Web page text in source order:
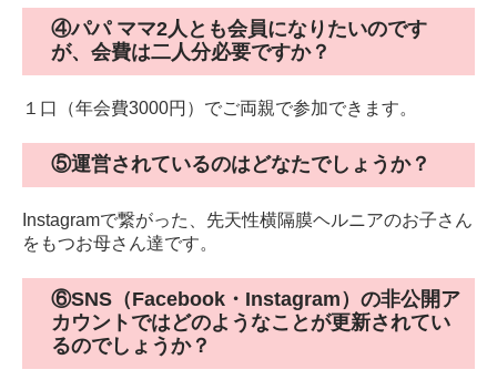
④パパ ママ2人とも会員になりたいのです
が、会費は二人分必要ですか？
１口（年会費3000円）でご両親で参加できます。
⑤運営されているのはどなたでしょうか？
Instagramで繋がった、先天性横隔膜ヘルニアのお子さん
をもつお母さん達です。
⑥SNS（Facebook・Instagram）の非公開ア
カウントではどのようなことが更新されてい
るのでしょうか？